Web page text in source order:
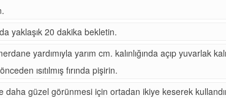
yaklaşık 20 dakika bekletin.
yardımıyla yarım cm. kalınlığında açıp yuvarlak
ısıtılmış fırında pişirin.
daha güzel görünmesi için ortadan ikiye keserek